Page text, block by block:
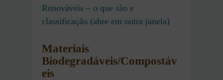
Renováveis – o que são e
classificação (abre em outra janela)
Materiais
Biodegradáveis/Compostáv
eis